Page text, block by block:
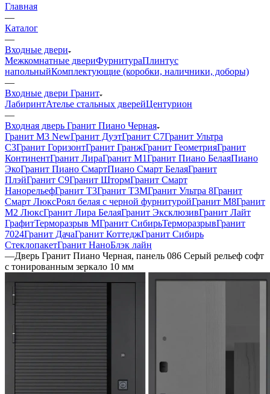
Главная
—
Каталог
—
Входные двери
Межкомнатные двериФурнитураПлинтус
напольныйКомплектующие (коробки, наличники, доборы)
—
Входные двери Гранит
ЛабиринтАтелье стальных дверейЦентурион
—
Входная дверь Гранит Пиано Черная
Гранит М3 NewГранит ДуэтГранит С7Гранит Ультра
C3Гранит ГоризонтГранит ГранжГранит ГеометрияГранит
КонтинентГранит ЛираГранит М1Гранит Пиано БелаяПиано
ЭкоГранит Пиано СмартПиано Смарт БелаяГранит
ПлэйГранит С9Гранит ШтормГранит Смарт
НанорельефГранит Т3Гранит Т3МГранит Ультра 8Гранит
Смарт ЛюксРоял белая с черной фурнитуройГранит М8Гранит
М2 ЛюксГранит Лира БелаяГранит ЭксклюзивГранит Лайт
ГрафитТерморазрыв МГранит СибирьТерморазрывГранит
7024Гранит ДачаГранит КоттеджГранит Сибирь
СтеклопакетГранит НаноБлэк лайн
—Дверь Гранит Пиано Черная, панель 086 Серый рельеф софт
с тонированным зеркало 10 мм